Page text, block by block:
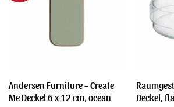
Andersen Furniture – Create
Me Deckel 6 x 12 cm, ocean
Deckel,